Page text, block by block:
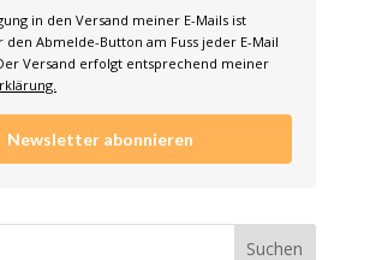
in den Versand meiner E-Mails ist
Abmelde-Button am Fuss jeder E-Mail
Versand erfolgt entsprechend meiner
Newsletter abonnieren